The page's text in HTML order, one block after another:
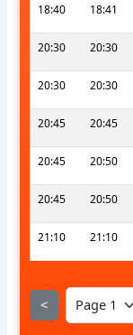
18:40 18:41
20:30 20:30
20:30 20:30
20:45 20:45
20:45 20:50
20:45 20:50
21:10 21:10
<